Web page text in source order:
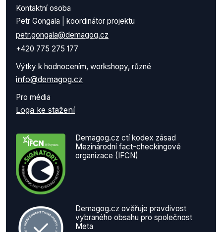
Kontaktní osoba
Petr Gongala | koordinátor projektu
petr.gongala@demagog.cz
+420 775 275 177
Výtky k hodnocením, workshopy, různé
info@demagog.cz
Pro média
Loga ke stažení
Demagog.cz ctí kodex zásad
Mezinárodní fact-checkingové
organizace (IFCN)
Demagog.cz ověřuje pravdivost
vybraného obsahu pro společnost
Meta